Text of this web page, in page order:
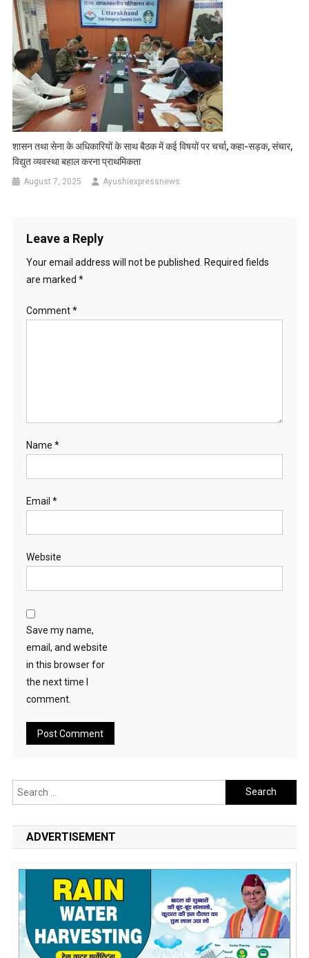
शासन तथा सेना के अधिकारियों के साथ बैठक में कई विषयों पर चर्चा, कहा-सड़क, संचार,
विद्युत व्यवस्था बहाल करना प्राथमिकता
August 7, 2025 Ayushiexpressnews
Leave a Reply
Your email address will not be published.
Required fields
are marked *
Comment*
Name *
Email *
Website
Save my name,
email, and website
in this browser for
the next time I
comment.
Search
for:
ADVERTISEMENT